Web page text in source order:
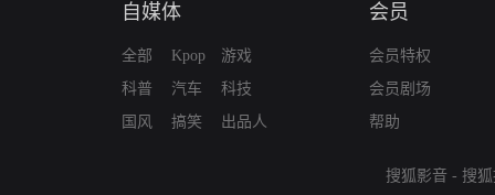
自媒体
全部
科普
国风
Kpop
汽车
搞笑
游戏
科技
出品人
会员
会员特权
会员剧场
帮助
搜狐影音 - 搜